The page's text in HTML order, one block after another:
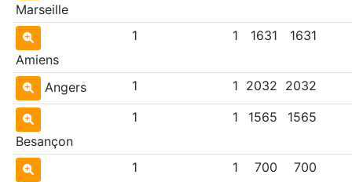
Marseille
Amiens
1 1 1631 1631
Angers 1 1 2032 2032
Besançon
1 1 1565 1565
1 1 700 700